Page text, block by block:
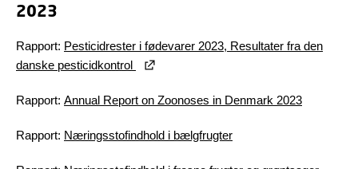
2023
Rapport: Pesticidrester i fødevarer 2023, Resultater fra den
danske pesticidkontrol
Rapport: Annual Report on Zoonoses in Denmark 2023
Rapport: Næringsstofindhold i bælgfrugter